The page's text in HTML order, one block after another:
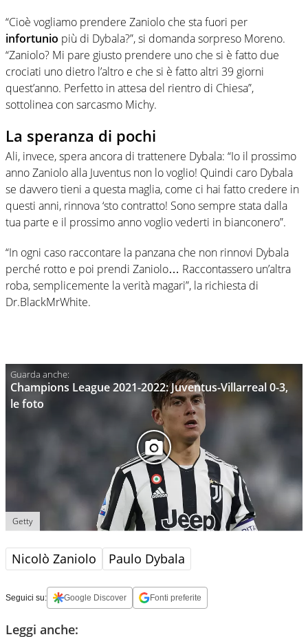
“Cioè vogliamo prendere Zaniolo che sta fuori per
infortunio più di Dybala?”, si domanda sorpreso Moreno.
“Zaniolo? Mi pare giusto prendere uno che si è fatto due
crociati uno dietro l’altro e che si è fatto altri 39 giorni
quest’anno. Perfetto in attesa del rientro di Chiesa”,
sottolinea con sarcasmo Michy.
La speranza di pochi
Ali, invece, spera ancora di trattenere Dybala: “Io il prossimo
anno Zaniolo alla Juventus non lo voglio! Quindi caro Dybala
se davvero tieni a questa maglia, come ci hai fatto credere in
questi anni, rinnova ‘sto contratto! Sono sempre stata dalla
tua parte e il prossimo anno voglio vederti in bianconero”.
“In ogni caso raccontare la panzana che non rinnovi Dybala
perché rotto e poi prendi Zaniolo… Raccontassero un’altra
roba, semplicemente la verità magari”, la richiesta di
Dr.BlackMrWhite.
Champions League 2021-2022: Juventus-Villarreal 0-3,
le foto
Getty
Nicolò Zaniolo Paulo Dybala
Seguici su: Google Discover Fonti preferite
Leggi anche: